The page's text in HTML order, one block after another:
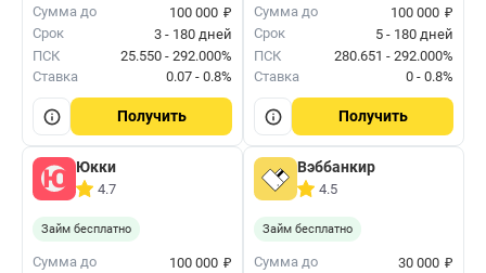
Сумма до 100 000 ₽
Срок
3 - 180 дней
ПСК
25.550 - 292.000%
Ставка
0.07 - 0.8%
Получить
Сумма до 100 000 ₽
Срок
5 - 180 дней
ПСК
280.651 - 292.000%
Ставка
0 - 0.8%
Получить
Юкки
4.7
Займ бесплатно
Сумма до 100 000 ₽
Вэббанкир
4.5
Займ бесплатно
Сумма до 30 000 ₽